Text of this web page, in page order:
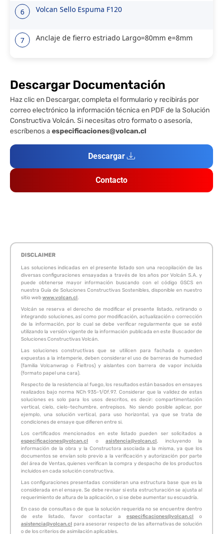
6 Volcan Sello Espuma F120
7 Anclaje de fierro estriado Largo=80mm e=8mm
Descargar Documentación
Haz clic en Descargar, completa el formulario y recibirás por
correo electrónico la información técnica en PDF de la Solución
Constructiva Volcán. Si necesitas otro formato o asesoría,
escríbenos a especificaciones@volcan.cl
Descargar
Contacto
DISCLAIMER
Las soluciones indicadas en el presente listado son una recopilación de las
diversas configuraciones ensayadas a través de los años por Volcán S.A. y
puede obtenerse mayor información buscando con el código GSCS en
nuestra Guía de Soluciones Constructivas Sostenibles, disponible en nuestro
sitio webwww.volcan.cl.
Volcán se reserva el derecho de modificar el presente listado, retirando o
integrando soluciones, así como por modificación, actualización o corrección
de la información, por lo cual se debe verificar regularmente que se esté
utilizando la versión vigente de la información publicada en este Buscador de
Soluciones Constructivas Volcán.
Las soluciones constructivas que se utilicen para fachada o queden
expuestas a la intemperie, deben considerar el uso de barreras de humedad
(familia Volcanwrap o Fieltros) y aislantes con barrera de vapor incluida
(formato papel una cara).
Respecto de la resistencia al fuego, los resultados están basados en ensayes
realizados bajo norma NCh 935-1/Of.97. Considerar que la validez de estas
soluciones es solo para los usos descritos, es decir: compartimentación
vertical, cielo, cielo-techumbre, entrepisos. No siendo posible aplicar, por
ejemplo, una solución vertical, para uso horizontal, ya que se trata de
condiciones de ensaye que difieren entre si.
Los certificados mencionados en este listado pueden ser solicitados a
especificaciones@volcan.cl o asistencia@volcan.cl, incluyendo la
información de la obra y la Constructora asociada a la misma, ya que los
documentos se envían solo previo a la verificación y autorización por parte
del área de Ventas, quienes verifican la compra y despacho de los productos
incluidos en cada solución constructiva.
Las configuraciones presentadas consideran una estructura base que es la
considerada en el ensaye. Se debe revisar si esta estructuración se ajusta al
requerimiento de altura de la aplicación, o si se debe aumentar su escuadría.
En caso de consultas o de que la solución requerida no se encuentre dentro
de este listado, favor contactar a especificaciones@volcan.cl o
asistencia@volcan.cl para asesorar respecto de las alternativas de solución
o de los criterios de asimilación aplicables.